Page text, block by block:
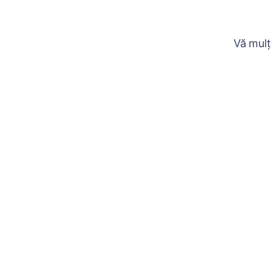
Vă